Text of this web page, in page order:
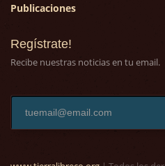
Publicaciones
Regístrate!
Recibe nuestras noticias en tu email.